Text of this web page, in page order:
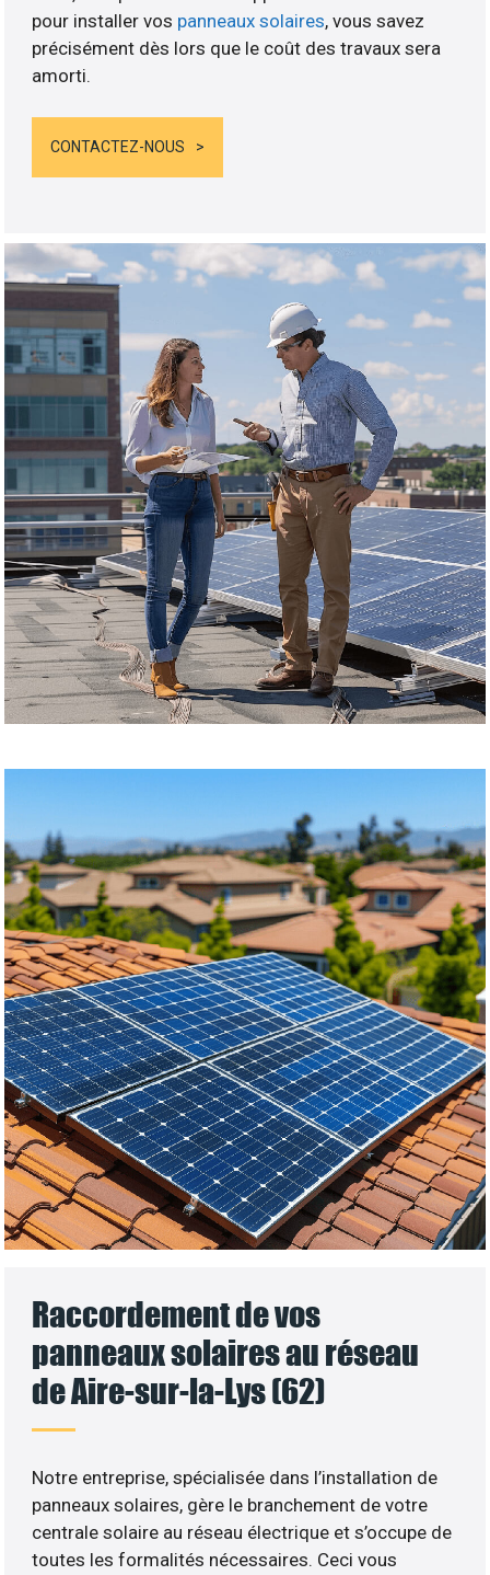
pour installer vos panneaux solaires, vous savez
précisément dès lors que le coût des travaux sera
amorti.
CONTACTEZ-NOUS
Raccordement de vos
panneaux solaires au réseau
de Aire-sur-la-Lys (62)
Notre entreprise, spécialisée dans l’installation de
panneaux solaires, gère le branchement de votre
centrale solaire au réseau électrique et s’occupe de
toutes les formalités nécessaires. Ceci vous